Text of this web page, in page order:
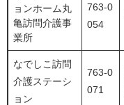
ョンホーム丸
亀訪問介護事
業所
763-0
054
なでしこ訪問
介護ステーシ
ョン
763-0
071